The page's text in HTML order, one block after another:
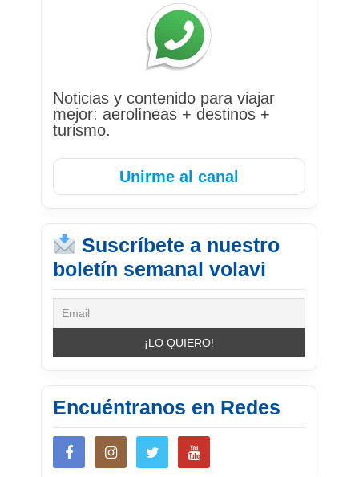
Noticias y contenido para viajar
mejor: aerolíneas + destinos +
turismo.
Unirme al canal
Suscríbete a nuestro
boletín semanal volavi
Encuéntranos en Redes